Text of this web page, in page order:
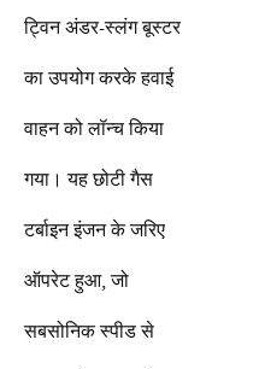
ट्विन अंडर-स्लंग बूस्टर
का उपयोग करके हवाई
वाहन को लॉन्च किया
गया। यह छोटी गैस
टर्बाइन इंजन के जरिए
ऑपरेट हुआ, जो
सबसोनिक स्पीड से